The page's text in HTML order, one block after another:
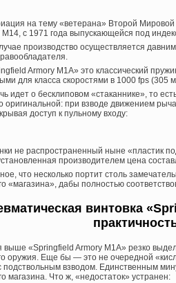
на тему «ветерана» Второй
М14, с 1971 года выпускающейся под
производство осуществляется
Armory M1A» это классический
для класса скоростями в 1000 fps
идет о бесклиповом «стаканнике», то
оригинальной: при взводе движением
доступ к пульному входу:
не распространенный ныне «пластик
производителем цена
что несколько портит столь
«магазина», дабы полностью
винтовка
выше «Springfield Armory M1A» резко
оружия. Еще бы — это не очередной
подствольным взводом. Единственным
магазина. Что ж, «недостаток» устранен: